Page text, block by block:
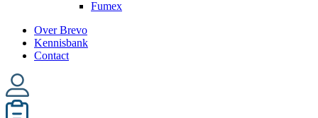
Fumex
Over Brevo
Kennisbank
Contact